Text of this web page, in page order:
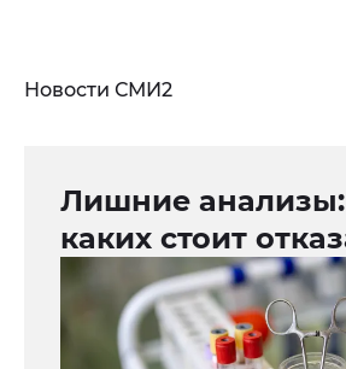
Новости СМИ2
Лишние анализы:
каких стоит